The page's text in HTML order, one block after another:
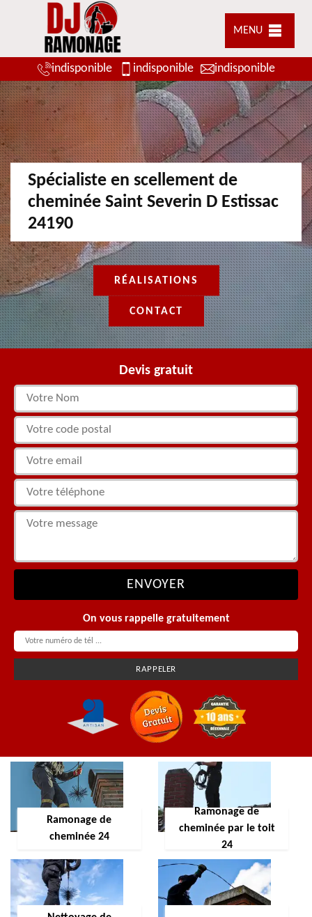
MENU
indisponible indisponible indisponible
Spécialiste en scellement de
cheminée Saint Severin D Estissac
24190
RÉALISATIONS
CONTACT
Devis gratuit
On vous rappelle gratuitement
Ramonage de
cheminée 24
Ramonage de
cheminée par le toit
24